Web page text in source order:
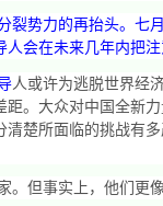
裂势力的再抬头。七
会在未来几年内把
人或许为逃脱世界经
。大众对中国全新
楚所面临的挑战有
。但事实上，他们